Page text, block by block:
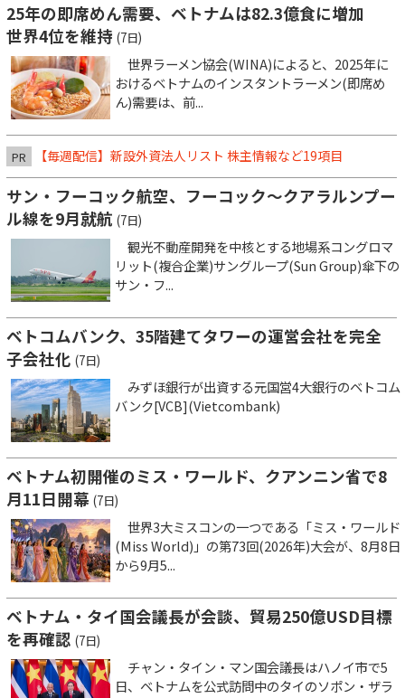
25年の即席めん需要、ベトナムは82.3億食に増加
世界4位を維持 (7日)
世界ラーメン協会(WINA)によると、2025年に
おけるベトナムのインスタントラーメン(即席め
ん)需要は、前...
PR 【毎週配信】新設外資法人リスト 株主情報など19項目
サン・フーコック航空、フーコック～クアラルンプー
ル線を9月就航 (7日)
観光不動産開発を中核とする地場系コングロマ
リット(複合企業)サングループ(Sun Group)傘下の
サン・フ...
ベトコムバンク、35階建てタワーの運営会社を完全
子会社化 (7日)
みずほ銀行が出資する元国営4大銀行のベトコム
バンク[VCB](Vietcombank)
ベトナム初開催のミス・ワールド、クアンニン省で8
月11日開幕 (7日)
世界3大ミスコンの一つである「ミス・ワールド
(Miss World)」の第73回(2026年)大会が、8月8日
から9月5...
ベトナム・タイ国会議長が会談、貿易250億USD目標
を再確認 (7日)
チャン・タイン・マン国会議長はハノイ市で5
日、ベトナムを公式訪問中のタイのソポン・ザラ